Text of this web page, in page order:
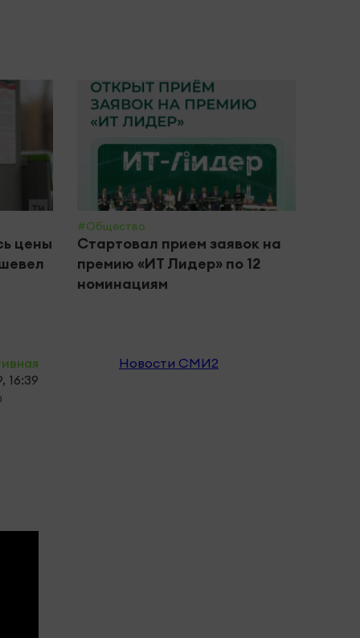
цены
#Общество
Стартовал прием заявок на
премию «ИТ Лидер» по 12
номинациям
16:39
Новости СМИ2